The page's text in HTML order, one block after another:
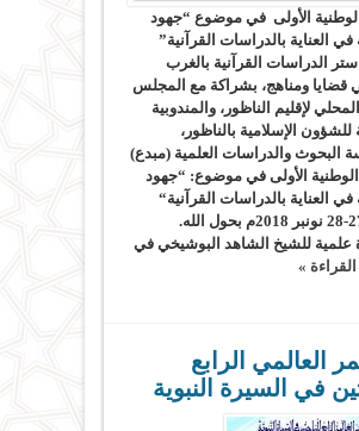
الوطنية الأولى في موضوع “جهود
في العناية بالدراسات القرآنية”
الدراسات القرآنية بالغرب
قضايا ومناهج، بشراكة مع المجلس
لإقليم الناظور، والمندوبية
للشؤون الإسلامية بالناظور،
البحوث والدراسات العلمية (مبدع)
الوطنية الأولى في موضوع: “جهود
في العناية بالدراسات القرآنية“
يومي: 27-28 نونبر 2018م بحول الله.
للشيخ الشاهد البوشيخي في
»
العالمي الرابع
في السيرة النبوية